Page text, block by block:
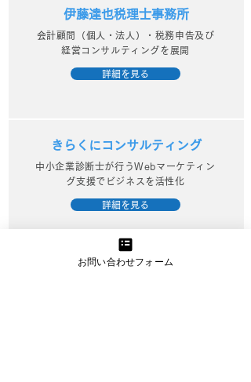
伊藤達也税理士事務所
会計顧問（個人・法人）・税務申告及び
経営コンサルティングを展開
詳細を見る
きらくにコンサルティング
中小企業診断士が行うWebマーケティン
グ支援でビジネスを活性化
詳細を見る
お問い合わせフォーム